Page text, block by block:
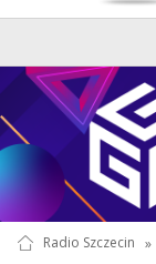
Radio Szczecin »